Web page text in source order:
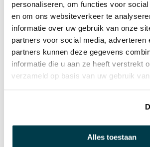
personaliseren, om functies voor
en om ons websiteverkeer te
informatie over uw gebruik van onze
partners voor social media, adverteren
partners kunnen deze gegevens
informatie die u aan ze heeft verstrekt
verzameld op basis van uw gebruik
Alles toestaan
Wij prijzen ons gelukkig met de vele
mensen binnen ons team alsook de partners
heen verzameld hebben. Samen hebben wij
mensen waar u om geeft producten te
produceren die de kwaliteit van leven
gewoon leuker maken.